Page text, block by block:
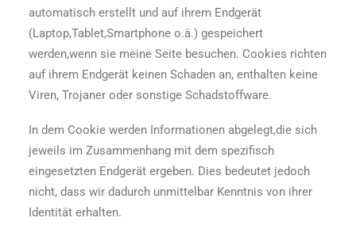
automatisch erstellt und auf ihrem Endgerät
(Laptop,Tablet,Smartphone o.ä.) gespeichert
werden,wenn sie meine Seite besuchen. Cookies richten
auf ihrem Endgerät keinen Schaden an, enthalten keine
Viren, Trojaner oder sonstige Schadstoffware.
In dem Cookie werden Informationen abgelegt,die sich
jeweils im Zusammenhang mit dem spezifisch
eingesetzten Endgerät ergeben. Dies bedeutet jedoch
nicht, dass wir dadurch unmittelbar Kenntnis von ihrer
Identität erhalten.